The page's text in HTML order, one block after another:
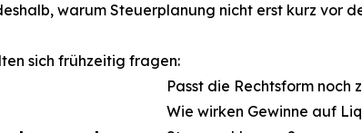
warum Steuerplanung nicht erst kurz vor
sich frühzeitig fragen:
Passt die Rechtsform noch
Wie wirken Gewinne auf